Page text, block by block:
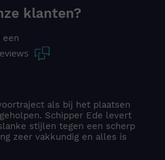
klanten?
een
enthousiast bedrijf. Vanaf
schouw en montage alleen maar
medewerkers gezien.